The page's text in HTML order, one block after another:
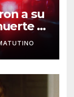
a su
y
el